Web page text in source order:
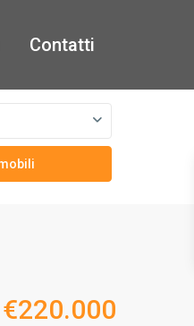
Contatti
€220.000